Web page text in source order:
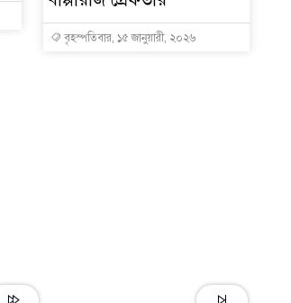
বৃহস্পতিবার, ১৫ জানুয়ারী, ২০২৬